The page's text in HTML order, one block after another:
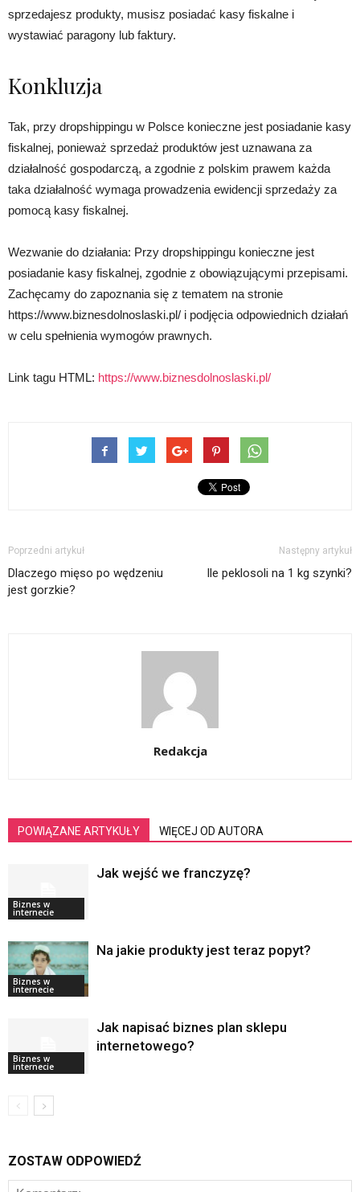
sprzedajesz produkty, musisz posiadać kasy fiskalne i
wystawiać paragony lub faktury.
Konkluzja
Tak, przy dropshippingu w Polsce konieczne jest posiadanie kasy
fiskalnej, ponieważ sprzedaż produktów jest uznawana za
działalność gospodarczą, a zgodnie z polskim prawem każda
taka działalność wymaga prowadzenia ewidencji sprzedaży za
pomocą kasy fiskalnej.
Wezwanie do działania: Przy dropshippingu konieczne jest
posiadanie kasy fiskalnej, zgodnie z obowiązującymi przepisami.
Zachęcamy do zapoznania się z tematem na stronie
https://www.biznesdolnoslaski.pl/ i podjęcia odpowiednich działań
w celu spełnienia wymogów prawnych.
Link tagu HTML: https://www.biznesdolnoslaski.pl/
Poprzedni artykuł
Dlaczego mięso po wędzeniu
jest gorzkie?
Następny artykuł
Ile peklosoli na 1 kg szynki?
Redakcja
POWIĄZANE ARTYKUŁY WIĘCEJ OD AUTORA
Biznes w
internecie
Jak wejść we franczyzę?
Biznes w
internecie
Na jakie produkty jest teraz popyt?
Biznes w
internecie
Jak napisać biznes plan sklepu
internetowego?
ZOSTAW ODPOWIEDŹ